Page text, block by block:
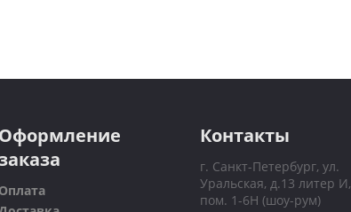
Оформление
Оплата
Контакты
г. Санкт-Петербург, ул.
Уральская, д.13 литер И,
пом. 1-6Н (шоу-рум)